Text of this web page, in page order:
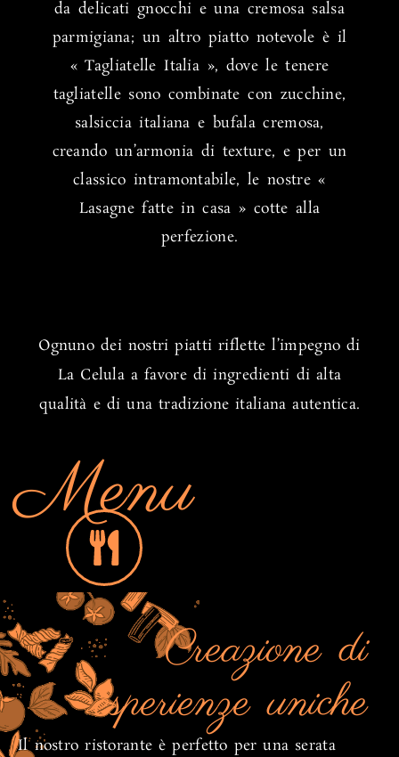
da delicati gnocchi e una cremosa salsa
parmigiana; un altro piatto notevole è il
« Tagliatelle Italia », dove le tenere
tagliatelle sono combinate con zucchine,
salsiccia italiana e bufala cremosa,
creando un’armonia di texture, e per un
classico intramontabile, le nostre «
Lasagne fatte in casa » cotte alla
perfezione.
Ognuno dei nostri piatti riflette l’impegno di
La Celula a favore di ingredienti di alta
qualità e di una tradizione italiana autentica.
Menu
Creazione di
esperienze uniche
Il nostro ristorante è perfetto per una serata